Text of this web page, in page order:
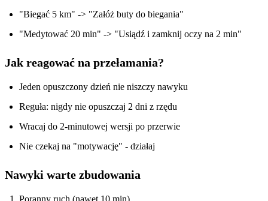
"Biegać 5 km" -> "Załóż buty do biegania"
"Medytować 20 min" -> "Usiądź i zamknij oczy na 2 min"
Jak reagować na przełamania?
Jeden opuszczony dzień nie niszczy nawyku
Reguła: nigdy nie opuszczaj 2 dni z rzędu
Wracaj do 2-minutowej wersji po przerwie
Nie czekaj na "motywację" - działaj
Nawyki warte zbudowania
Poranny ruch (nawet 10 min)